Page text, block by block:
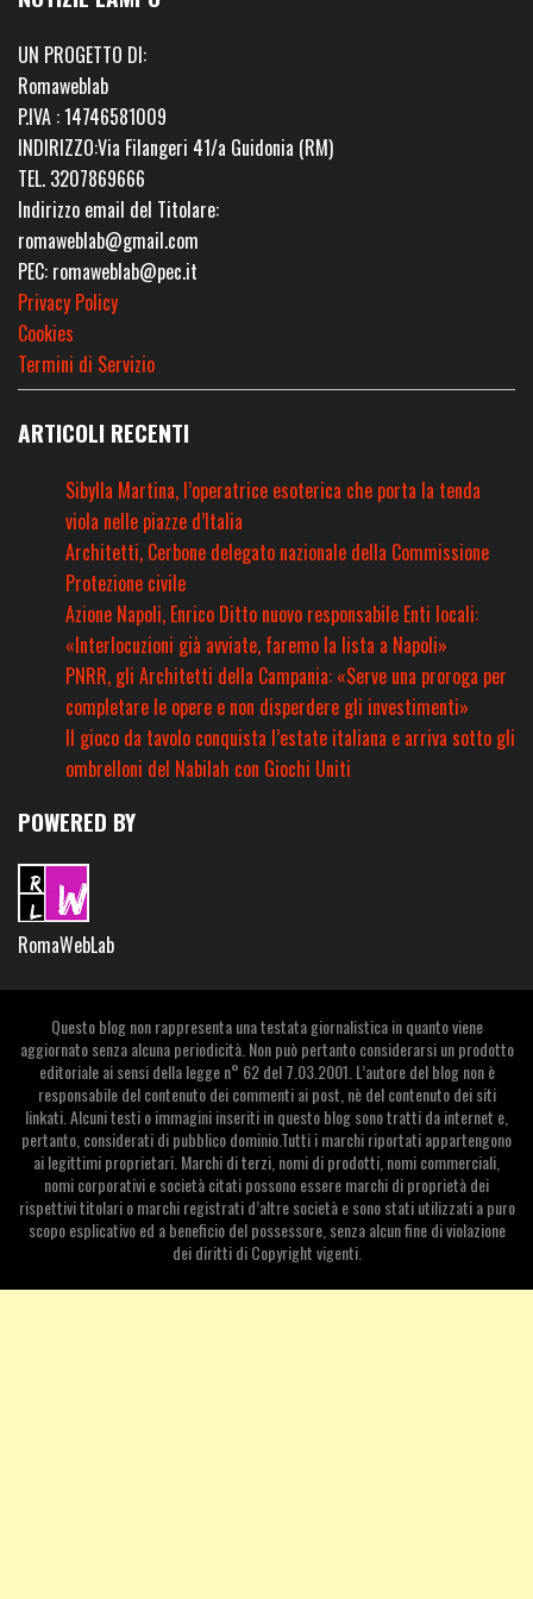
UN PROGETTO DI:
Romaweblab
P.IVA : 14746581009
INDIRIZZO:Via Filangeri 41/a Guidonia (RM)
TEL. 3207869666
Indirizzo email del Titolare:
romaweblab@gmail.com
PEC: romaweblab@pec.it
Privacy Policy
Cookies
Termini di Servizio
ARTICOLI RECENTI
Sibylla Martina, l’operatrice esoterica che porta la tenda
viola nelle piazze d’Italia
Architetti, Cerbone delegato nazionale della Commissione
Protezione civile
Azione Napoli, Enrico Ditto nuovo responsabile Enti locali:
«Interlocuzioni già avviate, faremo la lista a Napoli»
PNRR, gli Architetti della Campania: «Serve una proroga per
completare le opere e non disperdere gli investimenti»
Il gioco da tavolo conquista l’estate italiana e arriva sotto gli
ombrelloni del Nabilah con Giochi Uniti
POWERED BY
RomaWebLab
Questo blog non rappresenta una testata giornalistica in quanto viene
aggiornato senza alcuna periodicità. Non può pertanto considerarsi un prodotto
editoriale ai sensi della legge n° 62 del 7.03.2001. L’autore del blog non è
responsabile del contenuto dei commenti ai post, nè del contenuto dei siti
linkati. Alcuni testi o immagini inseriti in questo blog sono tratti da internet e,
pertanto, considerati di pubblico dominio.Tutti i marchi riportati appartengono
ai legittimi proprietari. Marchi di terzi, nomi di prodotti, nomi commerciali,
nomi corporativi e società citati possono essere marchi di proprietà dei
rispettivi titolari o marchi registrati d’altre società e sono stati utilizzati a puro
scopo esplicativo ed a beneficio del possessore, senza alcun fine di violazione
dei diritti di Copyright vigenti.